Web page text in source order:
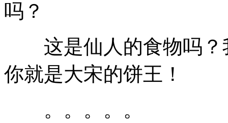
吗？
这是仙人的食物吗？
你就是大宋的饼王！
。。。。。